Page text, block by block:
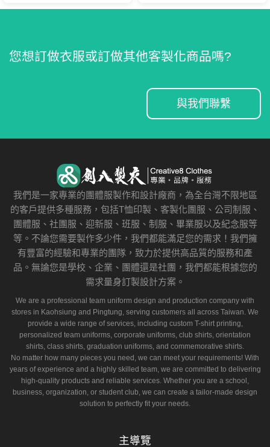
您想訂做衣服或訂做其他客製化商品嗎?
與我們聯繫
我們是一家專業的團體服製作和設計廠商，為全台灣不限地區
的客戶提供多種服務，包括T恤印製、客製化團服、公司制服、
團體服、社團服、迎新服、班服、制服、畢業服以及紀念服等
等。不論您需要製作多少件，我們都能滿足您的需求！我們擁
有豐富的經驗和專業的團隊，致力於提供高品質的服務和產
品。無論您是學校、企業、團體還是社團，我們都能根據您的
需求量身訂製設計方案。
We are a professional team uniform design and production company with
stores in Kaohsiung and Pingtung, serving customers all across Taiwan. We
provide a wide range of services, including custom T-shirt printing,
personalized team uniforms, corporate uniforms, club shirts, orientation
shirts, class shirts, graduation uniforms, and commemorative shirts.
No matter how many pieces you need, we can meet your requirements! With
years of experience and a highly skilled team, we are committed to delivering
high-quality products and reliable services. Whether you are a school,
business, organization, or student club, we can create a tailor-made design
solution to perfectly fit your needs.
主導覽